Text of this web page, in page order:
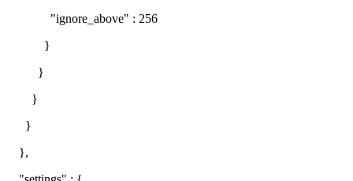
"ignore_above" : 256
}
}
}
}
},